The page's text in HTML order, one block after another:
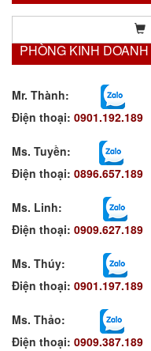
PHÒNG KINH DOANH
Mr. Thành:
Điện thoại: 0901.192.189
Ms. Tuyền:
Điện thoại: 0896.657.189
Ms. Linh:
Điện thoại: 0909.627.189
Ms. Thúy:
Điện thoại: 0901.197.189
Ms. Thảo:
Điện thoại: 0909.387.189